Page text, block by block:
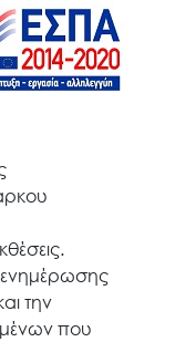
την
που